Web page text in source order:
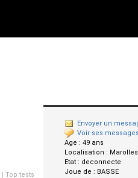
Envoyer un
Voir ses
Age : 49 ans
Localisation :
Etat : deconnecte
Joue de : BASSE
| Top tests